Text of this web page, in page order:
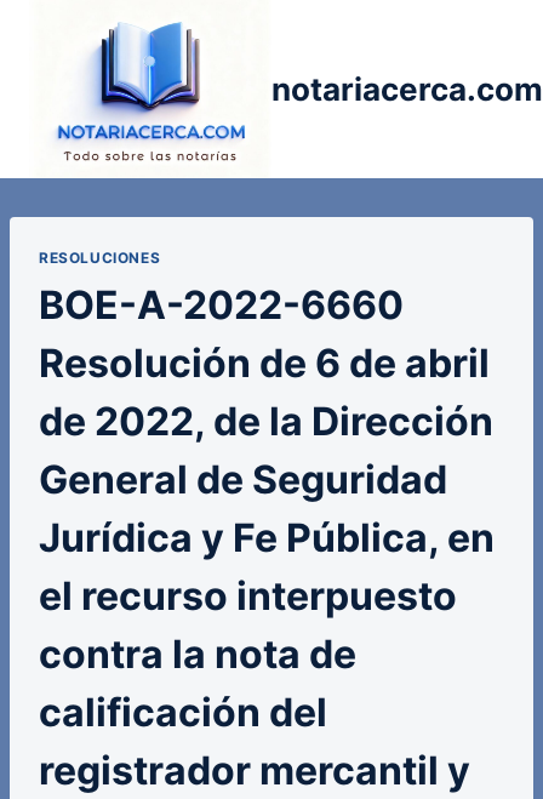
notariacerca.com
RESOLUCIONES
BOE-A-2022-6660
Resolución de 6 de abril
de 2022, de la Dirección
General de Seguridad
Jurídica y Fe Pública, en
el recurso interpuesto
contra la nota de
calificación del
registrador mercantil y